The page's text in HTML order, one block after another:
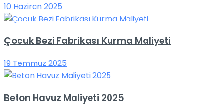
10 Haziran 2025
Çocuk Bezi Fabrikası Kurma Maliyeti
19 Temmuz 2025
Beton Havuz Maliyeti 2025